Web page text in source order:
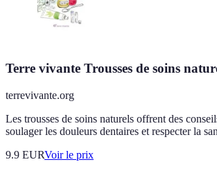
Terre vivante Trousses de soins
terrevivante.org
Les trousses de soins naturels offrent des
soulager les douleurs dentaires et respecter la
9.9 EURVoir le prix